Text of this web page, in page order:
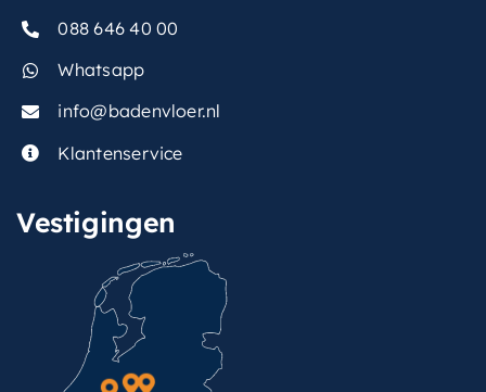
088 646 40 00
Whatsapp
info@badenvloer.nl
Klantenservice
Vestigingen